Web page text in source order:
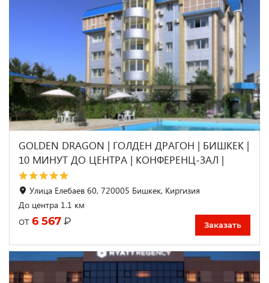
GOLDEN DRAGON | ГОЛДЕН ДРАГОН | БИШКЕК |
10 МИНУТ ДО ЦЕНТРА | КОНФЕРЕНЦ-ЗАЛ |
Улица Елебаев 60, 720005 Бишкек, Киргизия
До центра 1.1 км
от 6 567 ₽ Заказать